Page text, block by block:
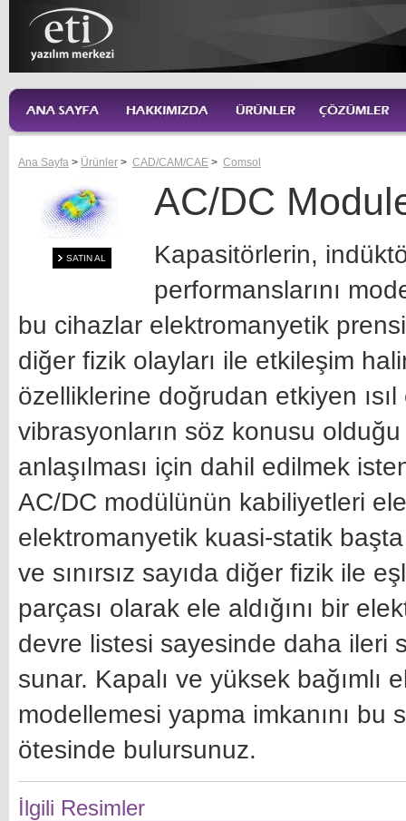
Ana Sayfa > Ürünler > CAD/CAM/CAE > Comsol
SATIN AL
AC/DC
Kapasitörlerin,
performanslarını
bu cihazlar elektromanyetik
diğer fizik olayları ile etkileşim
özelliklerine doğrudan etkiyen
vibrasyonların söz konusu
anlaşılması için dahil edilmek
AC/DC modülünün kabiliyetleri
elektromanyetik kuasi-statik
ve sınırsız sayıda diğer fizik ile
parçası olarak ele aldığını bir
devre listesi sayesinde daha ileri
sunar. Kapalı ve yüksek bağımlı
modellemesi yapma imkanını bu
ötesinde bulursunuz.
İlgili Resimler